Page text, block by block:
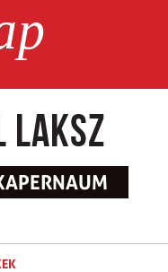
laksz